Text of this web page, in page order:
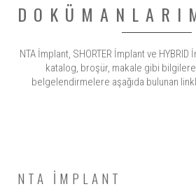
NTA İmplant, SHORTER İmplant ve HYBRID
katalog, broşür, makale gibi
belgelendirmelere aşağıda bulunan
NTA İMPLANT